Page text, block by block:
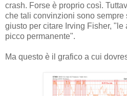
crash. Forse è proprio così.
che tali convinzioni sono sempre
giusto per citare Irving Fisher,
picco permanente".
Ma questo è il grafico a cui